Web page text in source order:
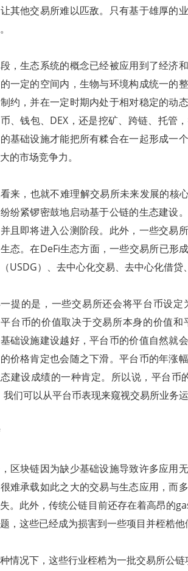
其他交易所难以匹敌。只有基于雄厚的
，生态系统的概念已经被应用到了经济
一定的空间内，生物与环境构成统一的
约，并在一定时期内处于相对稳定的动
、钱包、DEX，还是挖矿、跨链、托管
基础设施才能把所有糅合在一起形成一
的市场竞争力。
来，也就不难理解交易所未来发展的核
纷紧锣密鼓地启动基于公链的生态建设
且即将进入公测阶段。此外，一些交易
态。在DeFi生态方面，一些交易所已形
USDG）、去中心化交易、去中心化借贷
提的是，一些交易所还会将平台币设
台币的价值取决于交易所本身的价值
础设施建设越好，平台币的价值自然就
价格肯定也会随之下滑。平台币的年涨
建设成绩的一种肯定。所以说，平台币
我们可以从平台币表现来窥视交易所业务
区块链因为缺少基础设施导致许多应用
难承载如此之大的交易与生态应用，而
。此外，传统公链目前还存在着高昂的
，这些已经成为损害到一些项目并桎梏他
情况下，这些行业桎梏为一批交易所公